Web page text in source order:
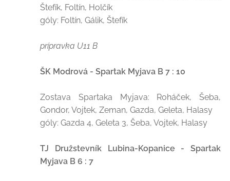
Štefík, Foltín, Holčík
góly: Foltín, Gálik, Štefík
prípravka U11 B
ŠK Modrová - Spartak Myjava B 7 : 10
Zostava Spartaka Myjava: Roháček, Šeba,
Gondor, Vojtek, Zeman, Gazda, Geleta, Halasy
góly: Gazda 4, Geleta 3, Šeba, Vojtek, Halasy
TJ Družstevník Lubina-Kopanice - Spartak
Myjava B 6 : 7